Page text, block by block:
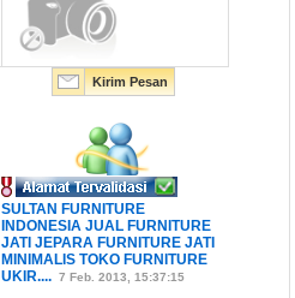
Kirim Pesan
SULTAN FURNITURE
INDONESIA JUAL FURNITURE
JATI JEPARA FURNITURE JATI
MINIMALIS TOKO FURNITURE
UKIR.... 7 Feb. 2013, 15:37:15